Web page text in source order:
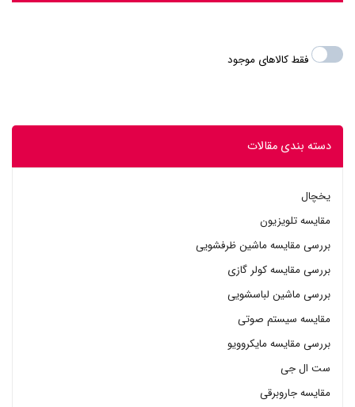
فقط کالاهای موجود
دسته بندی مقالات
یخچال
مقایسه تلویزیون
بررسی مقایسه ماشین ظرفشویی
بررسی مقایسه کولر گازی
بررسی ماشین لباسشویی
مقایسه سیستم صوتی
بررسی مقایسه مایکروویو
ست ال جی
مقایسه جاروبرقی